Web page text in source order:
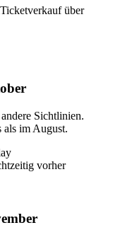
Ticketverkauf über
Sichtlinien.
als im August.
vorher